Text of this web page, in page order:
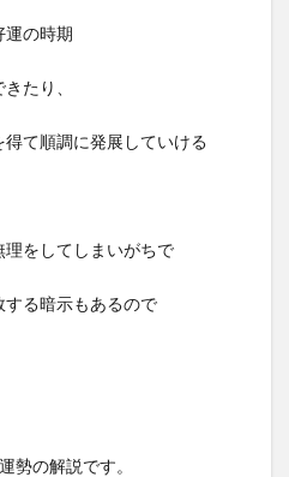
運の時期
たり、
て順調に発展していける
をしてしまいがちで
る暗示もあるので
勢の解説です。